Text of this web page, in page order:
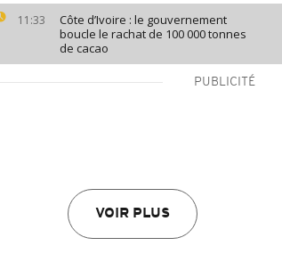
11:33
Côte d’Ivoire : le gouvernement
boucle le rachat de 100 000 tonnes
de cacao
PUBLICITÉ
VOIR PLUS